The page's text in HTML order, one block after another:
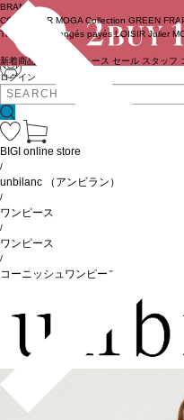
ログイン
BRAND
COUTURIER MOGA Collection GREEN
TRISTESSE
congés payés LOISIR Julier
新着商品 ニュース セール スタッフ
BIGI online store
/
unbilanc （アンビラン）
/
ワンピース
/
ワンピース
/
コーニッシュワンピース